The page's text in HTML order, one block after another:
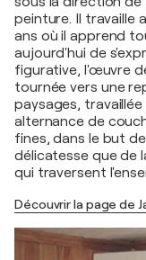
peinture. Il travaille
ans où il apprend
aujourd'hui de
figurative, l'œuvre
tournée vers une
paysages, travaillée
alternance de
fines, dans le but
délicatesse que de
qui traversent
Découvrir la page de